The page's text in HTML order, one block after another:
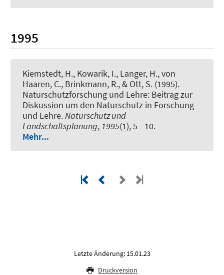
1995
Kiemstedt, H., Kowarik, I., Langer, H., von
Haaren, C., Brinkmann, R., & Ott, S. (1995).
Naturschutzforschung und Lehre: Beitrag zur
Diskussion um den Naturschutz in Forschung
und Lehre.Naturschutz und
Landschaftsplanung,1995(1), 5 - 10.
Mehr...
Letzte Änderung: 15.01.23
Druckversion